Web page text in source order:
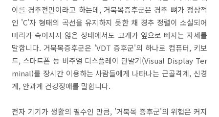
이를 경추전만이라고 하는데, 거북목증후군은 경추 뼈가 정상적
인 'C'자 형태의 곡선을 유지하지 못한 채 경추 정렬이 소실되어
머리가 숙여지지 않은 상태에서도 고개가 앞으로 빠지는 자세를
말합니다. 거북목증후군은 'VDT 증후군'의 하나로 컴퓨터, 키보
드, 스마트폰 등 비주얼 디스플레이 단말기(Visual Display Ter
minal)를 장시간 이용하는 사람들에게 나타나는 근골격계, 신경
계, 안과계 건강장애를 말합니다.
전자 기기가 생활의 필수인 만큼, '거북목 증후군'의 위험은 커지